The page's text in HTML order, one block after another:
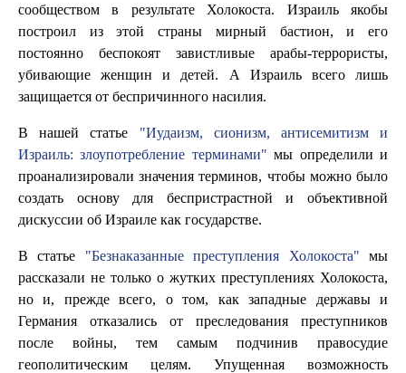
сообществом в результате Холокоста. Израиль якобы
построил из этой страны мирный бастион, и его
постоянно беспокоят завистливые арабы-террористы,
убивающие женщин и детей. А Израиль всего лишь
защищается от беспричинного насилия.
В нашей статье "Иудаизм, сионизм, антисемитизм и
Израиль: злоупотребление терминами" мы определили и
проанализировали значения терминов, чтобы можно было
создать основу для беспристрастной и объективной
дискуссии об Израиле как государстве.
В статье "Безнаказанные преступления Холокоста"мы
рассказали не только о жутких преступлениях Холокоста,
но и, прежде всего, о том, как западные державы и
Германия отказались от преследования преступников
после войны, тем самым подчинив правосудие
геополитическим целям. Упущенная возможность